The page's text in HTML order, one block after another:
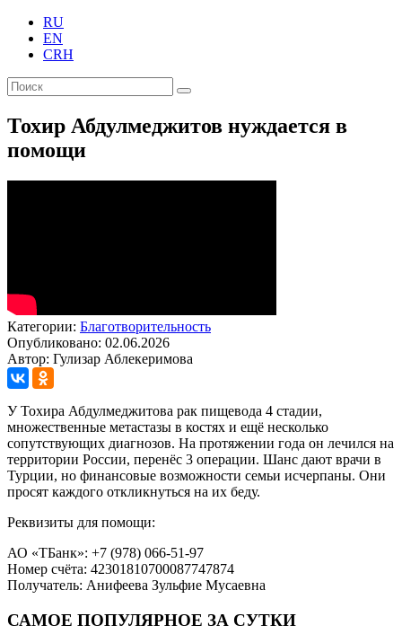
RU
EN
CRH
Тохир Абдулмеджитов нуждается в
помощи
Категории: Благотворительность
Опубликовано: 02.06.2026
Автор: Гулизар Аблекеримова
У Тохира Абдулмеджитова рак пищевода 4 стадии,
множественные метастазы в костях и ещё несколько
сопутствующих диагнозов. На протяжении года он лечился на
территории России, перенёс 3 операции. Шанс дают врачи в
Турции, но финансовые возможности семьи исчерпаны. Они
просят каждого откликнуться на их беду.
Реквизиты для помощи:
АО «ТБанк»: +7 (978) 066-51-97
Номер счёта: 42301810700087747874
Получатель: Анифеева Зульфие Мусаевна
САМОЕ ПОПУЛЯРНОЕ ЗА СУТКИ